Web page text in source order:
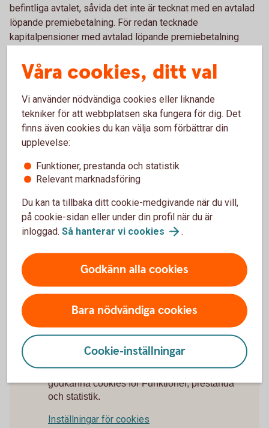
befintliga avtalet, såvida det inte är tecknat med en avtalad
löpande premiebetalning. För redan tecknade
kapitalpensioner med avtalad löpande premiebetalning
oförändrad takt och storlek. Observera dock att det är
förbjudet att göra ändring i det ingångna försäkringsavtalets
premiebetalning.
Du placerar pengarna i bankens breda utbud av fonder. Du
kan när som helst, kostnads- och skattefritt, byta fond
under spartiden. En gång om året får du ett värdebesked.
Du kan följa fondernas utveckling via internetbanken, i
kurslistan eller genom att ringa oss.
Så här tar du ut pengarna
Pengarna kan tidigast tas ut från din 55-årsdag och
kortaste utbetalningstid är fem år. Pengarna betalas i regel
ut månadsvis. Om du dör innan utbetalning påbörjats,
betalas pengarna ut till dina förmånstagare, det vill säga de
personer du bestämt ska få dina pengar vid dödsfall. All
utbetalning är skattefri.
För att se detta innehåll behöver du först
godkänna cookies för Funktioner, prestanda
och statistik.
Inställningar för cookies
Våra cookies, ditt val
Vi använder nödvändiga cookies eller liknande
tekniker för att webbplatsen ska fungera för dig. Det
finns även cookies du kan välja som förbättrar din
upplevelse:
Funktioner, prestanda och statistik
Relevant marknadsföring
Du kan ta tillbaka ditt cookie-medgivande när du vill,
på cookie-sidan eller under din profil när du är
inloggad. Så hanterar vi cookies .
Godkänn alla cookies
Bara nödvändiga cookies
Cookie-inställningar